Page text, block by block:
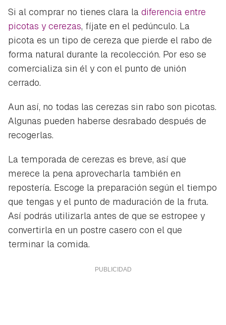
Si al comprar no tienes clara la diferencia entre
picotas y cerezas, fíjate en el pedúnculo. La
picota es un tipo de cereza que pierde el rabo de
forma natural durante la recolección. Por eso se
comercializa sin él y con el punto de unión
cerrado.
Aun así, no todas las cerezas sin rabo son picotas.
Algunas pueden haberse desrabado después de
recogerlas.
La temporada de cerezas es breve, así que
merece la pena aprovecharla también en
repostería. Escoge la preparación según el tiempo
que tengas y el punto de maduración de la fruta.
Así podrás utilizarla antes de que se estropee y
convertirla en un postre casero con el que
terminar la comida.